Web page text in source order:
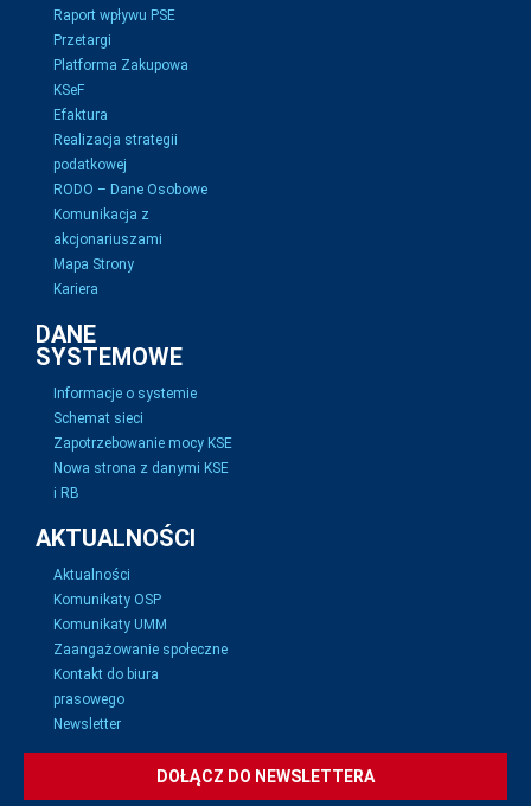
Raport wpływu PSE
Przetargi
Platforma Zakupowa
KSeF
Efaktura
Realizacja strategii
podatkowej
RODO – Dane Osobowe
Komunikacja z
akcjonariuszami
Mapa Strony
Kariera
DANE
SYSTEMOWE
Informacje o systemie
Schemat sieci
Zapotrzebowanie mocy KSE
Nowa strona z danymi KSE
i RB
AKTUALNOŚCI
Aktualności
Komunikaty OSP
Komunikaty UMM
Zaangażowanie społeczne
Kontakt do biura
prasowego
Newsletter
DOŁĄCZ DO NEWSLETTERA